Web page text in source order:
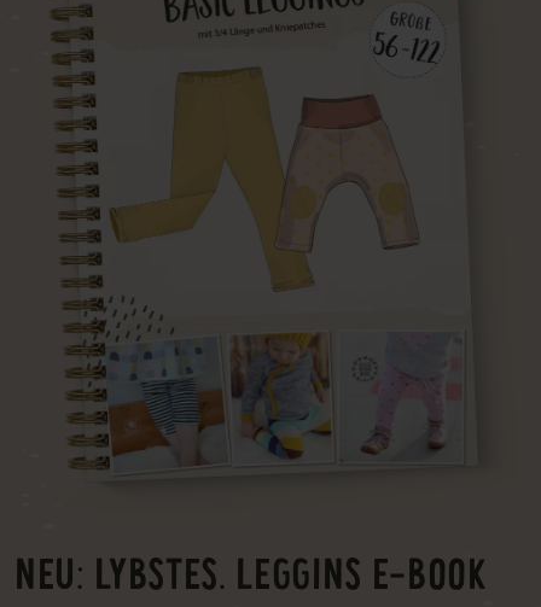
NEU: LYBSTES. LEGGINS E-BOOK